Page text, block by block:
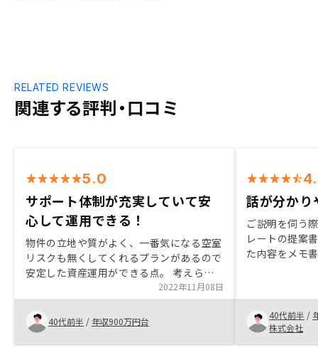
関連する評判・口コミ
RELATED REVIEWS
5.0
サポート体制が充実していて安
心して運用できる！
物件の立地や質がよく、一番気になる空室
リスクも無くしてくれるプランがあるので
安定した資産運用ができる点。 考えられ
るリスクについてしっかり答えてくれた
点。 契約までがあまり負担がなくスムー
ズに契約できた点。 アプリがデザインも
よくわかりやすく、資産管理や確定申告の
サポートもある電話。
2022年11月08日
40代前半 / 年収900万円台
話が分かり
ご説明を伺う
レートの提案
た内容をメモ
修繕サービス
メリットに感
クフローとそ
等、もう少し
40代前半 /
株式会社